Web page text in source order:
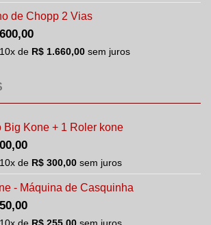
de Chopp 2 Vias
10x de R$ 1.660,00 sem juros
Big Kone + 1 Roler kone
10x de R$ 300,00 sem juros
- Máquina de Casquinha